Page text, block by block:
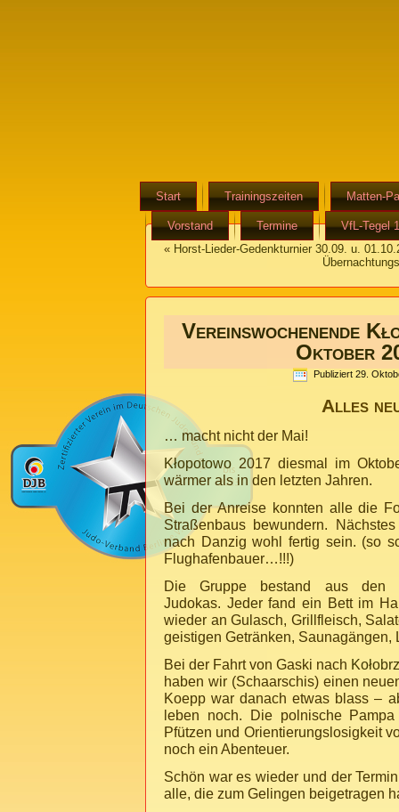
Start Trainingszeiten Matten-
Vorstand Termine
VfL-Tegel
« Horst-Lieder-Gedenkturnier 30.09. u.
Vereinswochenende
Oktober
Publiziert 29.
Alles
… macht nicht der Mai!
Kłopotowo 2017 diesmal im
wärmer als in den letzten Jahren.
Bei der Anreise konnten alle die
Straßenbaus bewundern.
nach Danzig wohl fertig sein. (so
Flughafenbauer…!!!)
Die Gruppe bestand aus den
Judokas. Jeder fand ein Bett im
wieder an Gulasch, Grillfleisch,
geistigen Getränken, Saunagängen,
Bei der Fahrt von Gaski nach
haben wir (Schaarschis) einen
Koepp war danach etwas blass –
leben noch. Die polnische
Pfützen und Orientierungslosigkeit
noch ein Abenteuer.
Schön war es wieder und der
alle, die zum Gelingen beigetragen